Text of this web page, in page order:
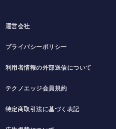
運営会社
プライバシーポリシー
利用者情報の外部送信について
テクノエッジ会員規約
特定商取引法に基づく表記